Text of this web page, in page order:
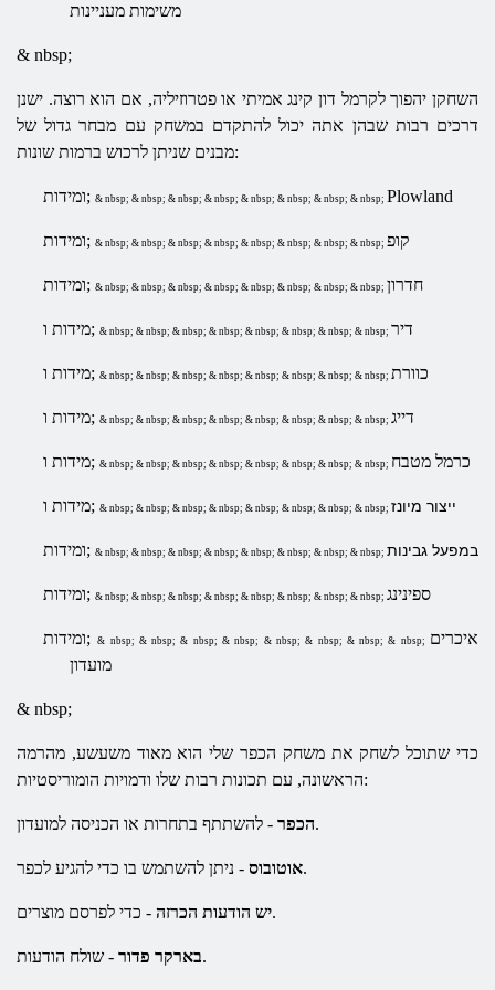
משימות מעניינות
& nbsp;
השחקן יהפוך לקרמל דון קינג אמיתי או פטרוזיליה, אם הוא רוצה. ישנן
דרכים רבות שבהן אתה יכול להתקדם במשחק עם מבחר גדול של
מבנים שניתן לרכוש ברמות שונות:
ומידות; & nbsp; & nbsp; & nbsp; & nbsp; & nbsp; & nbsp; & nbsp; & nbsp; Plowland
ומידות; & nbsp; & nbsp; & nbsp; & nbsp; & nbsp; & nbsp; & nbsp; & nbsp; קופ
ומידות; & nbsp; & nbsp; & nbsp; & nbsp; & nbsp; & nbsp; & nbsp; & nbsp;
מידות ו; & nbsp; & nbsp; & nbsp; & nbsp; & nbsp; & nbsp; & nbsp; & nbsp; דיר
מידות ו; & nbsp; & nbsp; & nbsp; & nbsp; & nbsp; & nbsp; & nbsp; & nbsp; כוורת
מידות ו; & nbsp; & nbsp; & nbsp; & nbsp; & nbsp; & nbsp; & nbsp; & nbsp; דייג
מידות ו; & nbsp; & nbsp; & nbsp; & nbsp; & nbsp; & nbsp; & nbsp; & nbsp; כרמל מטבח
מידות ו; & nbsp; & nbsp; & nbsp; & nbsp; & nbsp; & nbsp; & nbsp; & nbsp; ייצור מיונז
ומידות; & nbsp; & nbsp; & nbsp; & nbsp; & nbsp; & nbsp; & nbsp; & nbsp; במפעל גבינות
ומידות; & nbsp; & nbsp; & nbsp; & nbsp; & nbsp; & nbsp; & nbsp; & nbsp; ספינינג
ומידות;& nbsp; & nbsp; & nbsp; & nbsp; & nbsp; & nbsp; & nbsp; & nbsp; איכרים
& nbsp;
כדי שתוכל לשחק את משחק הכפר שלי הוא מאוד משעשע, מהרמה
הראשונה, עם תכונות רבות שלו ודמויות הומוריסטיות:
הכפר- להשתתף בתחרות או הכניסה למועדון.
אוטובוס- ניתן להשתמש בו כדי להגיע לכפר.
יש הודעות הכרזה- כדי לפרסם מוצרים.
בארקר פדור- שולח הודעות.